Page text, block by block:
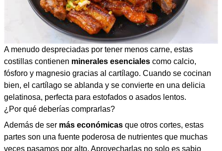
A menudo despreciadas por tener menos carne, estas
costillas contienen minerales esenciales como calcio,
fósforo y magnesio gracias al cartílago. Cuando se cocinan
bien, el cartílago se ablanda y se convierte en una delicia
gelatinosa, perfecta para estofados o asados lentos.
¿Por qué deberías comprarlas?
Además de ser más económicas que otros cortes, estas
partes son una fuente poderosa de nutrientes que muchas
veces pasamos por alto. Aprovecharlas no solo es sabio